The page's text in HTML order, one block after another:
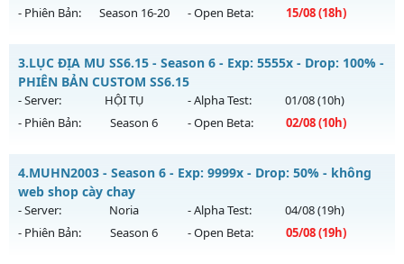
Exp: 500x - Drop: 20%
Thể loại: Mu Nguyên bản Webzen
Antihack: X-Team
- Phiên Bản:
Season 16-20 - Open Beta: 15/08(18h)
Mu mới ra tháng 08 2026 - Mở máy chủ
ngày 15/08/2626
Exp: 40x - Drop: 30%
Thể loại: Mu Nguyên bản Webzen
Antihack: Mega-Anti
3.LỤC ĐỊA MU SS6.15 - Season 6 - Exp: 5555x - Drop: 100% -
PHIÊN BẢN CUSTOM SS6.15
- Server: HỘI TỤ - Alpha Test: 01/08(10h)
- Phiên Bản:
Season 6 - Open Beta: 02/08(10h)
Mu mới ra tháng 08 2026 - Mở máy chủ
ngày 02/08/2626
Exp: 5555x - Drop: 100%
4.MUHN2003 - Season 6 - Exp: 9999x - Drop: 50% - không
web shop cày chay
- Server: Noria - Alpha Test: 04/08(19h)
- Phiên Bản:
Season 6 - Open Beta: 05/08(19h)